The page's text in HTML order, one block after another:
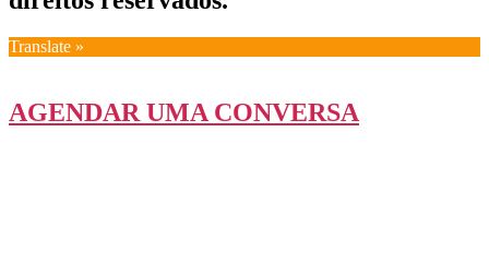
Translate »
AGENDAR UMA CONVERSA